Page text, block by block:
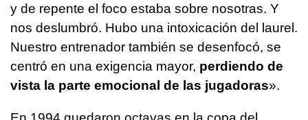
y de repente el foco estaba sobre nosotras. Y
nos deslumbró. Hubo una intoxicación del laurel.
Nuestro entrenador también se desenfocó, se
centró en una exigencia mayor, perdiendo de
vista la parte emocional de las jugadoras».